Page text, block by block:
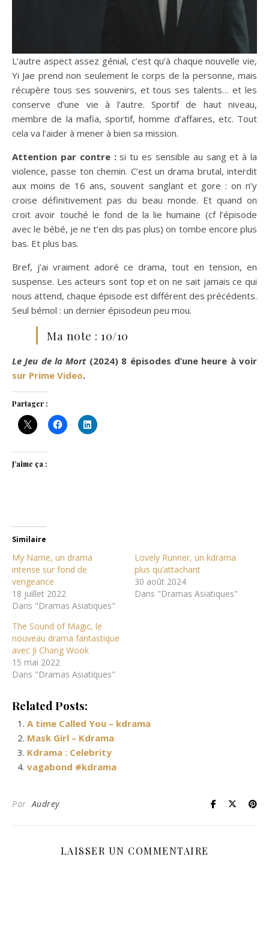
L’autre aspect assez génial, c’est qu’à chaque nouvelle vie,
Yi Jae prend non seulement le corps de la personne, mais
récupère tous ses souvenirs, et tous ses talents… et les
conserve d’une vie à l’autre. Sportif de haut niveau,
membre de la mafia, sportif, homme d’affaires, etc. Tout
cela va l’aider à mener à bien sa mission.
Attention par contre :si tu es sensible au sang et à la
violence, passe ton chemin. C’est un drama brutal, interdit
aux moins de 16 ans, souvent sanglant et gore : on n’y
croise définitivement pas du beau monde. Et quand on
croit avoir touché le fond de la lie humaine (cf l’épisode
avec le bébé, je ne t’en dis pas plus) on tombe encore plus
bas. Et plus bas.
Bref, j’ai vraiment adoré ce drama, tout en tension, en
suspense. Les acteurs sont top et on ne sait jamais ce qui
nous attend, chaque épisode est différent des précédents.
Seul bémol : un dernier épisodeun peu mou.
Ma note : 10/10
Le Jeu de la Mort(2024) 8 épisodes d’une heure à voir
sur Prime Video.
Partager :
J’aime ça :
Similaire
My Name, un drama
intense sur fond de
vengeance
18 juillet 2022
Dans "Dramas Asiatiques"
Lovely Runner, un kdrama
plus qu’attachant
30 août 2024
Dans "Dramas Asiatiques"
The Sound of Magic, le
nouveau drama fantastique
avec Ji Chang Wook
15 mai 2022
Dans "Dramas Asiatiques"
Related Posts:
A time Called You – kdrama
Mask Girl – Kdrama
Kdrama : Celebrity
vagabond #kdrama
ParAudrey
LAISSER UN COMMENTAIRE